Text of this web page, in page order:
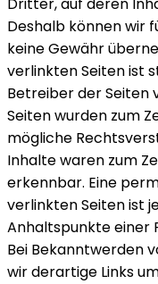
Dritter, auf deren
Deshalb können wir
keine Gewähr
verlinkten Seiten ist
Betreiber der Seiten
Seiten wurden zum
mögliche
Inhalte waren zum
erkennbar. Eine
verlinkten Seiten ist
Anhaltspunkte einer
Bei Bekanntwerden
wir derartige Links